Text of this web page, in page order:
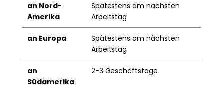
an Nord-
Amerika
Spätestens am nächsten
Arbeitstag
an Europa
Spätestens am nächsten
Arbeitstag
an
Südamerika
2-3 Geschäftstage